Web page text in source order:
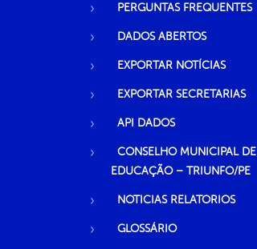
PERGUNTAS FREQUENTES
DADOS ABERTOS
EXPORTAR NOTÍCIAS
EXPORTAR SECRETARIAS
API DADOS
CONSELHO MUNICIPAL DE
EDUCAÇÃO – TRIUNFO/PE
NOTICIAS RELATORIOS
GLOSSÁRIO